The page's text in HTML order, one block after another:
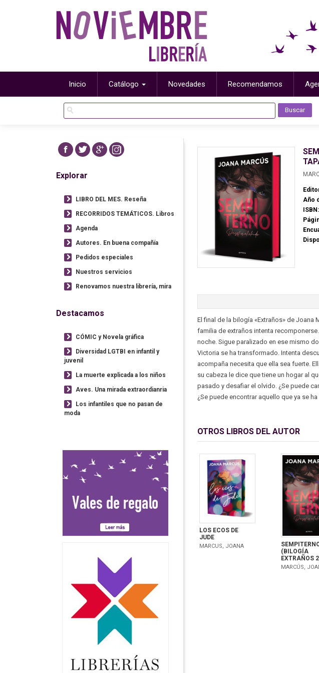
Inicio Catálogo Novedades Recomendamos
Año
ISBN:
El final de la bilogía «Extraños» de Joana
familia de extraños intenta
noche. Sigue paralizado en ese mismo
Victoria se ha transformado. Intenta
acompaña necesita que ella sea fuerte.
su cabeza le dice que tiene un hogar al
pasado y desafiar el olvido. ¿Se puede
¿Se puede encontrar aquello que ya se
OTROS LIBROS DEL AUTOR
LOS ECOS DE
JUDE
MARCUS, JOANA
(BILOGÍA
EXTRAÑOS
MARCÚS,
Explorar
LIBRO DEL MES. Reseña
RECORRIDOS TEMÁTICOS. Libros
Agenda
Autores. En buena compañía
Pedidos especiales
Nuestros servicios
Renovamos nuestra librería, mira
Destacamos
CÓMIC y Novela gráfica
Diversidad LGTBI en infantil y
juvenil
La muerte explicada a los niños
Aves. Una mirada extraordianria
Los infantiles que no pasan de
moda